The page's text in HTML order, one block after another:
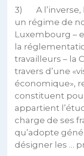
3) A l’inverse,
un régime de
Luxembourg –
la
travailleurs – la
travers d’une
économique»,
constituent
appartient
charge de ses
qu’adopte
désigner les …